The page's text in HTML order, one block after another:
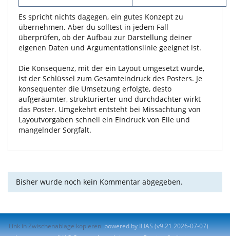
Es spricht nichts dagegen, ein gutes Konzept zu
übernehmen. Aber du solltest in jedem Fall
überprüfen, ob der Aufbau zur Darstellung deiner
eigenen Daten und Argumentationslinie geeignet ist.
Die Konsequenz, mit der ein Layout umgesetzt wurde,
ist der Schlüssel zum Gesamteindruck des Posters. Je
konsequenter die Umsetzung erfolgte, desto
aufgeräumter, strukturierter und durchdachter wirkt
das Poster. Umgekehrt entsteht bei Missachtung von
Layoutvorgaben schnell ein Eindruck von Eile und
mangelnder Sorgfalt.
Bisher wurde noch kein Kommentar abgegeben.
Link in Zwischenablage kopieren powered by ILIAS (v9.21 2026-07-07)